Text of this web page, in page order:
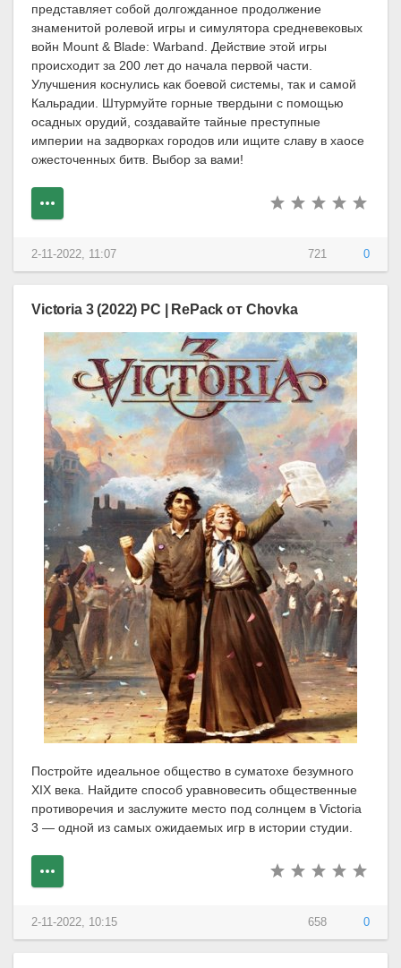
представляет собой долгожданное продолжение
знаменитой ролевой игры и симулятора средневековых
войн Mount & Blade: Warband. Действие этой игры
происходит за 200 лет до начала первой части.
Улучшения коснулись как боевой системы, так и самой
Кальрадии. Штурмуйте горные твердыни с помощью
осадных орудий, создавайте тайные преступные
империи на задворках городов или ищите славу в хаосе
ожесточенных битв. Выбор за вами!
721 0
2-11-2022, 11:07
Victoria 3 (2022) PC | RePack от Chovka
Постройте идеальное общество в суматохе безумного
XIX века. Найдите способ уравновесить общественные
противоречия и заслужите место под солнцем в Victoria
3 — одной из самых ожидаемых игр в истории студии.
658 0
2-11-2022, 10:15